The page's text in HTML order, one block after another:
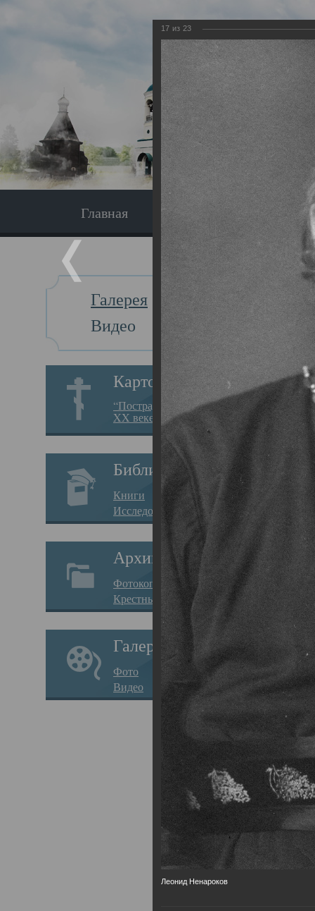
Главная Экскурсия
Галерея
Видео
Картотека
“Пострадавшие за веру в
XX веке на Севере”
Библиотека
Книги
Исследования
Архив
Фотокопии дел
Крестные ходы
Галерея
Фото
Видео
Главная
о
17 из 23
Леонид Ненароков